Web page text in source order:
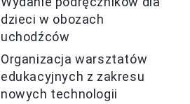
dzieci w obozach
uchodźców
Organizacja warsztatów
edukacyjnych z zakresu
nowych technologii